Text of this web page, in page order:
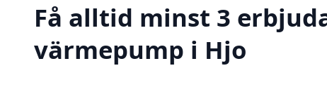
Få alltid minst 3
värmepump i Hjo